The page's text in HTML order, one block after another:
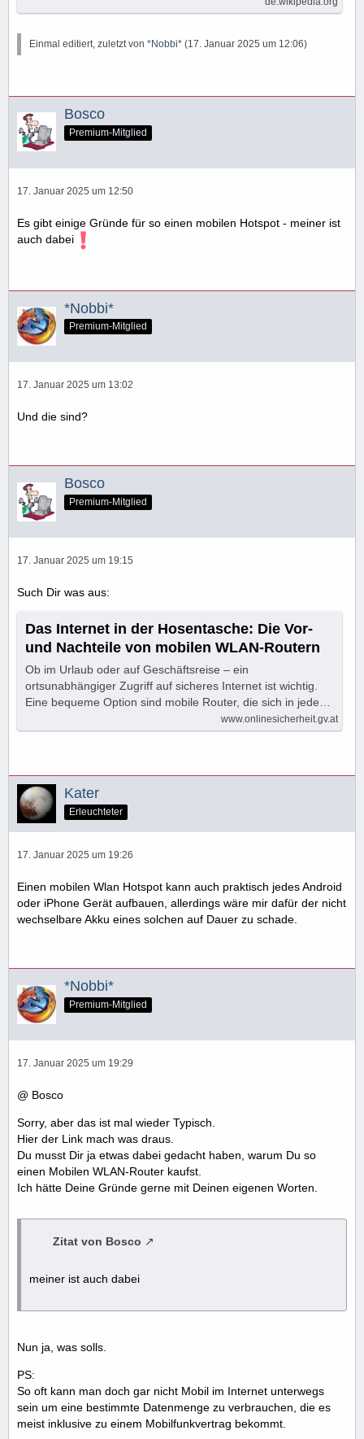
Einmal editiert, zuletzt von *Nobbi* (17. Januar 2025 um 12:06)
Bosco
Premium-Mitglied
17. Januar 2025 um 12:50
Es gibt einige Gründe für so einen mobilen Hotspot - meiner ist
auch dabei
*Nobbi*
Premium-Mitglied
17. Januar 2025 um 13:02
Und die sind?
Bosco
Premium-Mitglied
17. Januar 2025 um 19:15
Such Dir was aus:
Das Internet in der Hosentasche: Die Vor-
und Nachteile von mobilen WLAN-Routern
Ob im Urlaub oder auf Geschäftsreise – ein
ortsunabhängiger Zugriff auf sicheres Internet ist wichtig.
Eine bequeme Option sind mobile Router, die sich in jede…
www.onlinesicherheit.gv.at
Kater
Erleuchteter
17. Januar 2025 um 19:26
Einen mobilen Wlan Hotspot kann auch praktisch jedes Android
oder iPhone Gerät aufbauen, allerdings wäre mir dafür der nicht
wechselbare Akku eines solchen auf Dauer zu schade.
*Nobbi*
Premium-Mitglied
17. Januar 2025 um 19:29
@ Bosco
Sorry, aber das ist mal wieder Typisch.
Hier der Link mach was draus.
Du musst Dir ja etwas dabei gedacht haben, warum Du so
einen Mobilen WLAN-Router kaufst.
Ich hätte Deine Gründe gerne mit Deinen eigenen Worten.
Zitat von Bosco
meiner ist auch dabei
Nun ja, was solls.
PS:
So oft kann man doch gar nicht Mobil im Internet unterwegs
sein um eine bestimmte Datenmenge zu verbrauchen, die es
meist inklusive zu einem Mobilfunkvertrag bekommt.